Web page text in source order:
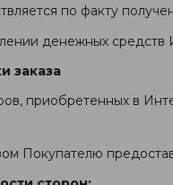
по факту
денежных средств
заказа
приобретенных в
Покупателю